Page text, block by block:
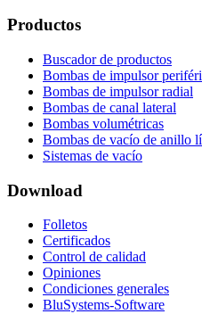
Productos
Buscador de productos
Bombas de impulsor
Bombas de impulsor radial
Bombas de canal lateral
Bombas volumétricas
Bombas de vacío de anillo
Sistemas de vacío
Download
Folletos
Certificados
Control de calidad
Opiniones
Condiciones generales
BluSystems-Software